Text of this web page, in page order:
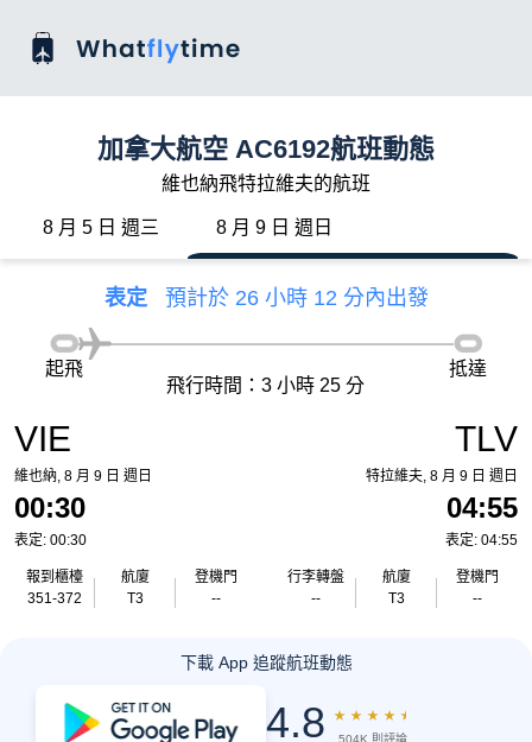
加拿大航空 AC6192航班動態
維也納飛特拉維夫的航班
8 月 5 日 週三 8 月 9 日 週日
表定 預計於 26 小時 12 分內出發
VIE
維也納, 8 月 9 日 週日
00:30
表定: 00:30
報到櫃檯
351-372
航廈
T3
登機門
--
起飛
飛行時間：3 小時 25 分
抵達
TLV
特拉維夫, 8 月 9 日 週日
04:55
表定: 04:55
行李轉盤
--
航廈
T3
登機門
--
下載 App 追蹤航班動態
4.8 ★ ★ ★ ★ ★
504K 則評論